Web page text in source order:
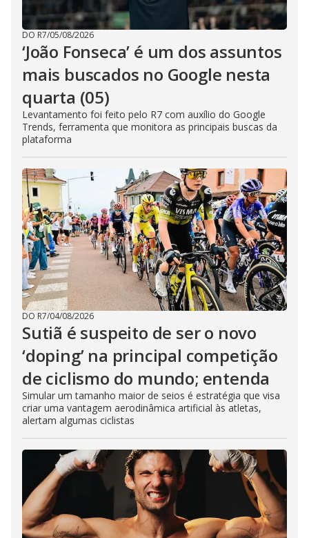
DO R7/05/08/2026
‘João Fonseca’ é um dos assuntos
mais buscados no Google nesta
quarta (05)
Levantamento foi feito pelo R7 com auxílio do Google
Trends, ferramenta que monitora as principais buscas da
plataforma
DO R7/04/08/2026
Sutiã é suspeito de ser o novo
‘doping’ na principal competição
de ciclismo do mundo; entenda
Simular um tamanho maior de seios é estratégia que visa
criar uma vantagem aerodinâmica artificial às atletas,
alertam algumas ciclistas